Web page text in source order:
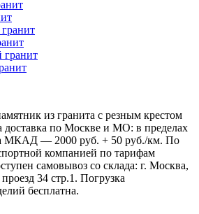
из гранита с резным крестом
доставка по Москве и МО: в пределах
— 2000 руб. + 50 руб./км. По
компанией по тарифам
самовывоз со склада: г. Москва,
34 стр.1. Погрузка
бесплатна.